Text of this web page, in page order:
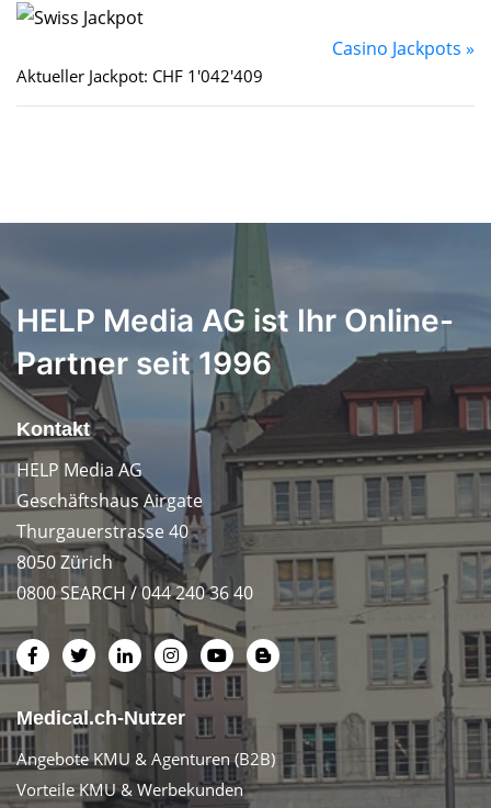
Casino Jackpots »
Aktueller Jackpot: CHF 1'042'409
HELP Media AG ist Ihr Online-
Partner seit 1996
Kontakt
HELP Media AG
Geschäftshaus Airgate
Thurgauerstrasse 40
8050 Zürich
0800 SEARCH / 044 240 36 40
Medical.ch-Nutzer
Angebote KMU & Agenturen (B2B)
Vorteile KMU & Werbekunden